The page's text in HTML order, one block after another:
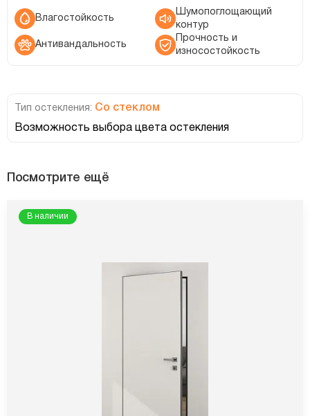
Влагостойкость
Шумопоглощающий
контур
Антивандальность
Прочность и
износостойкость
Тип остекления: Со стеклом
Возможность выбора цвета остекления
Посмотрите ещё
В наличии